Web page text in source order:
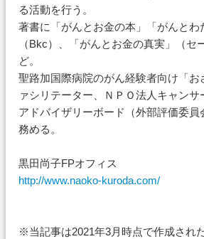
る活動を行う。
著書に「がんとお金の本」「がんとわ
（Bkc）、「がんとお金の真実」（セ
ど。
聖路加国際病院のがん経験者向け「お
ァシリテーター、ＮＰＯ法人キャンサ
アドバイザリーボード（外部評価委員
務める。
黒田尚子FPオフィス
http://www.naoko-kuroda.com/
※当記事は2021年3月時点で作成され